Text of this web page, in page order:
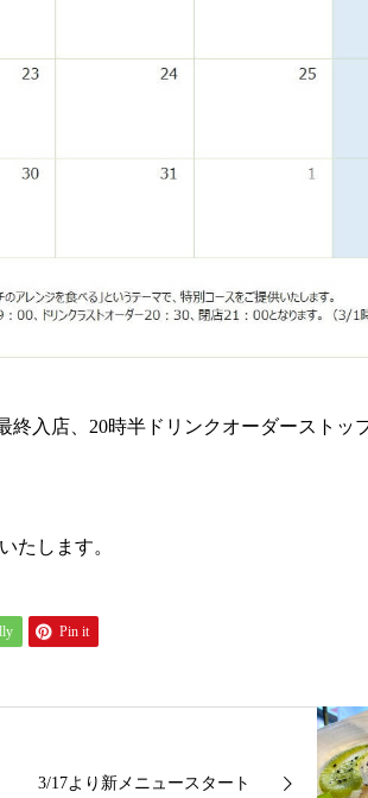
終入店、20時半ドリンクオーダーストッ
たします。
Pin it
3/17より新メニュースタート